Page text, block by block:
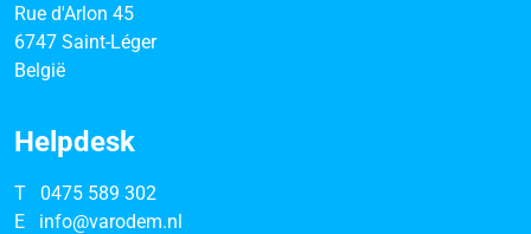
Rue d'Arlon 45
6747 Saint-Léger
België
Helpdesk
T
0475 589 302
E
info@varodem.nl